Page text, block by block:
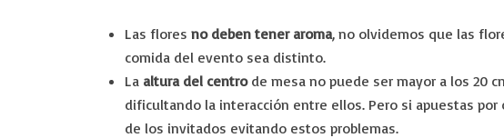
Las flores no deben tener aroma, no olvidemos que las
comida del evento sea distinto.
La altura del centrode mesa no puede ser mayor a los 20
dificultando la interacción entre ellos. Pero si apuestas
de los invitados evitando estos problemas.